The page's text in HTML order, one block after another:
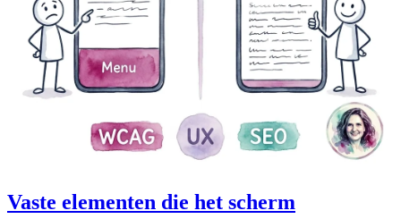
Vaste elementen die het scherm